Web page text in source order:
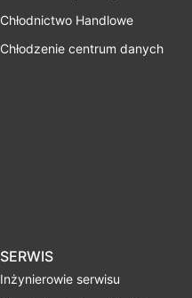
Chłodnictwo Handlowe
Chłodzenie centrum danych
SERWIS
Inżynierowie serwisu